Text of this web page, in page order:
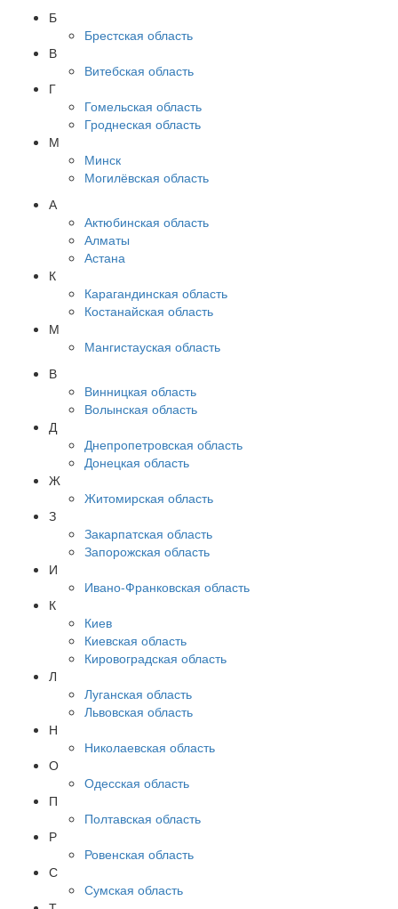
Б
Брестская область
В
Витебская область
Г
Гомельская область
Гроднеская область
М
Минск
Могилёвская область
А
Актюбинская область
Алматы
Астана
К
Карагандинская область
Костанайская область
М
Мангистауская область
В
Винницкая область
Волынская область
Д
Днепропетровская область
Донецкая область
Ж
Житомирская область
З
Закарпатская область
Запорожская область
И
Ивано-Франковская область
К
Киев
Киевская область
Кировоградская область
Л
Луганская область
Львовская область
Н
Николаевская область
О
Одесская область
П
Полтавская область
Р
Ровенская область
С
Сумская область